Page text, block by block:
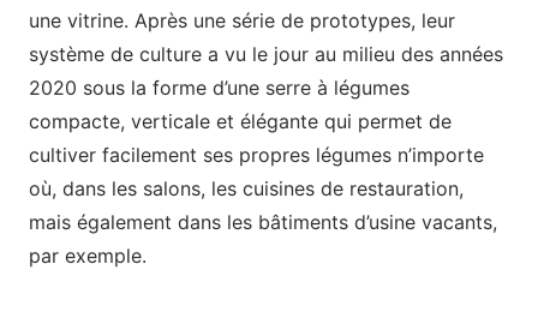
une vitrine. Après une série de prototypes, leur
système de culture a vu le jour au milieu des années
2020 sous la forme d’une serre à légumes
compacte, verticale et élégante qui permet de
cultiver facilement ses propres légumes n’importe
où, dans les salons, les cuisines de restauration,
mais également dans les bâtiments d’usine vacants,
par exemple.